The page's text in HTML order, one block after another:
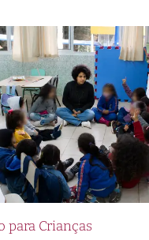
para Crianças